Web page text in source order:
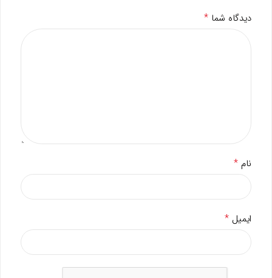
دیدگاه شما *
نام *
ایمیل *